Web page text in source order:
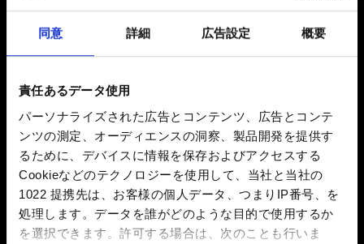
同意 詳細 広告設定 概要
責任あるデータ使用
パーソナライズされた広告とコンテンツ、広告とコンテ
ンツの測定、オーディエンスの洞察、製品開発を提供す
るために、デバイスに情報を保存およびアクセスする
Cookieなどのテクノロジーを使用して、当社と当社の
1022 提携先は、お客様の個人データ、つまりIP番号、を
処理します。データを誰がどのような目的で使用するか
を選択できます。 許可する場合は、次のことも行いま
『奪われし玉座：ウィッチャーテイルズ』の購
入で『グウェント』の報酬が獲得できますか？
『奪われし玉座：ウィッチャーテイルズ』のサ
ウンドトラックについて
言語
映像ポリシー
ビデオポリシー